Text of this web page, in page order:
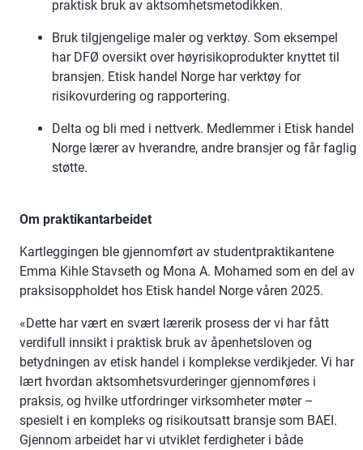
praktisk bruk av aktsomhetsmetodikken.
Bruk tilgjengelige maler og verktøy. Som eksempel
har DFØ oversikt over høyrisikoprodukter knyttet til
bransjen. Etisk handel Norge har verktøy for
risikovurdering og rapportering.
Delta og bli med i nettverk. Medlemmer i Etisk handel
Norge lærer av hverandre, andre bransjer og får faglig
støtte.
Om praktikantarbeidet
Kartleggingen ble gjennomført av studentpraktikantene
Emma Kihle Stavseth og Mona A. Mohamed som en del av
praksisoppholdet hos Etisk handel Norge våren 2025.
«Dette har vært en svært lærerik prosess der vi har fått
verdifull innsikt i praktisk bruk av åpenhetsloven og
betydningen av etisk handel i komplekse verdikjeder. Vi har
lært hvordan aktsomhetsvurderinger gjennomføres i
praksis, og hvilke utfordringer virksomheter møter –
spesielt i en kompleks og risikoutsatt bransje som BAEI.
Gjennom arbeidet har vi utviklet ferdigheter i både